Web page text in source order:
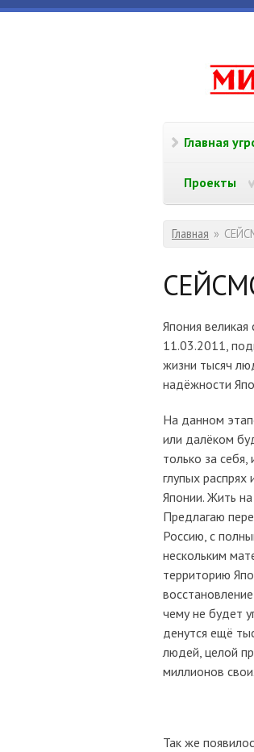
Главная
Проекты
Вы здесь
Главная »
Япония
11.03.2011,
жизни тысяч
надёжности
На данном
или далёком
только за
глупых
Японии. Жить
Предлагаю
Россию, с
нескольким
территорию
чему не будет
денутся ещё
людей, целой
миллионов
Так же